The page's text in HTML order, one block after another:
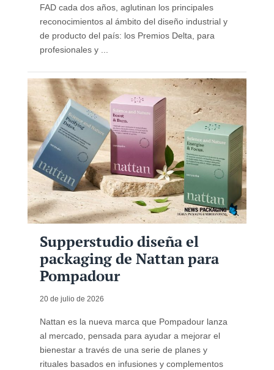
FAD cada dos años, aglutinan los principales
reconocimientos al ámbito del diseño industrial y
de producto del país: los Premios Delta, para
profesionales y ...
Supperstudio diseña el
packaging de Nattan para
Pompadour
20 de julio de 2026
Nattan es la nueva marca que Pompadour lanza
al mercado, pensada para ayudar a mejorar el
bienestar a través de una serie de planes y
rituales basados en infusiones y complementos